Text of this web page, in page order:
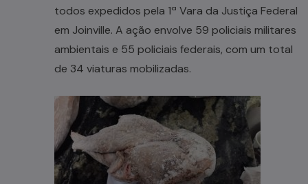
todos expedidos pela 1ª Vara da Justiça Federal
em Joinville. A ação envolve 59 policiais militares
ambientais e 55 policiais federais, com um total
de 34 viaturas mobilizadas.